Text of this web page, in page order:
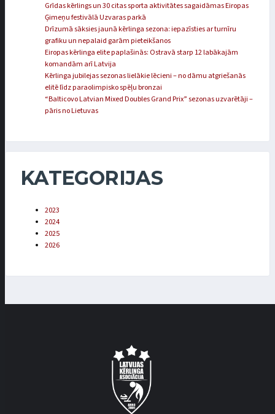
Grīdas kērlings un 30 citas sporta aktivitātes sagaidāmas Eiropas
Ģimeņu festivālā Uzvaras parkā
Drīzumā sāksies jaunā kērlinga sezona: iepazīsties ar turnīru
grafiku un nepalaid garām pieteikšanos
Eiropas kērlinga elite paplašinās: Ostravā starp 12 labākajām
komandām arī Latvija
Kērlinga jubilejas sezonas lielākie lēcieni – no dāmu atgriešanās
elitē līdz paraolimpisko spēļu bronzai
“Balticovo Latvian Mixed Doubles Grand Prix” sezonas uzvarētāji –
pāris no Lietuvas
KATEGORIJAS
2023
2024
2025
2026